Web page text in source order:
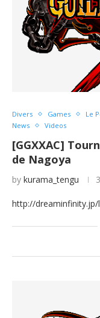
Divers Games Le
News
Videos
[GGXXAC]
de Nagoya
by kurama_tengu
http://